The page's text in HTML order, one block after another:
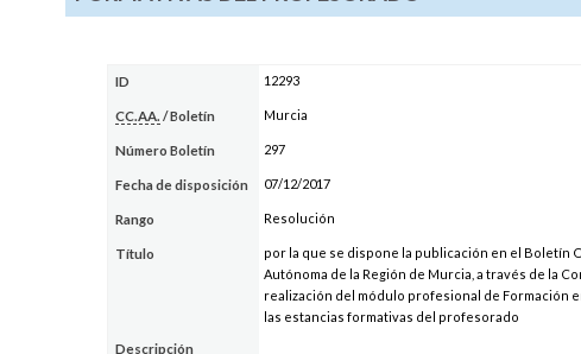
ID 12293
CC.AA. / Boletín Murcia
Número Boletín 297
Fecha de disposición 07/12/2017
Rango Resolución
Título
por la que se dispone la publicación en el Boletín
Autónoma de la Región de Murcia, a través de la
realización del módulo profesional de Formación
las estancias formativas del profesorado
Descripción